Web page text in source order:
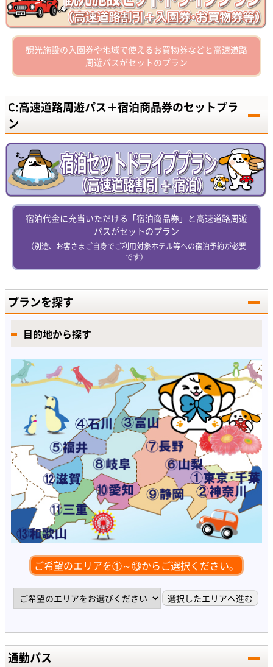
観光施設の入園券や地域で使えるお買物券などと高速道路
周遊パスがセットのプラン
C:高速道路周遊パス＋宿泊商品券のセットプラ
ン
宿泊代金に充当いただける「宿泊商品券」と高速道路周遊
パスがセットのプラン
（別途、お客さまご自身でご利用対象ホテル等への宿泊予約が必要
です）
プランを探す
目的地から探す
ご希望のエリアを①～⑬からご選択ください。
通勤パス